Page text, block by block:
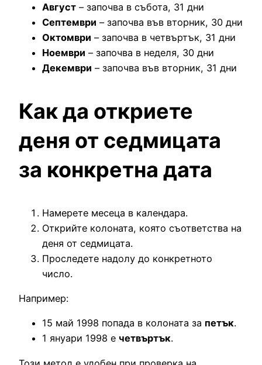
Август – започва в събота, 31 дни
Септември – започва във вторник, 30 дни
Октомври – започва в четвъртък, 31 дни
Ноември – започва в неделя, 30 дни
Декември – започва във вторник, 31 дни
Как да откриете
деня от седмицата
за конкретна дата
Намерете месеца в календара.
Открийте колоната, която съответства на
деня от седмицата.
Проследете надолу до конкретното
число.
Например:
15 май 1998 попада в колоната за петък.
1 януари 1998 е четвъртък.